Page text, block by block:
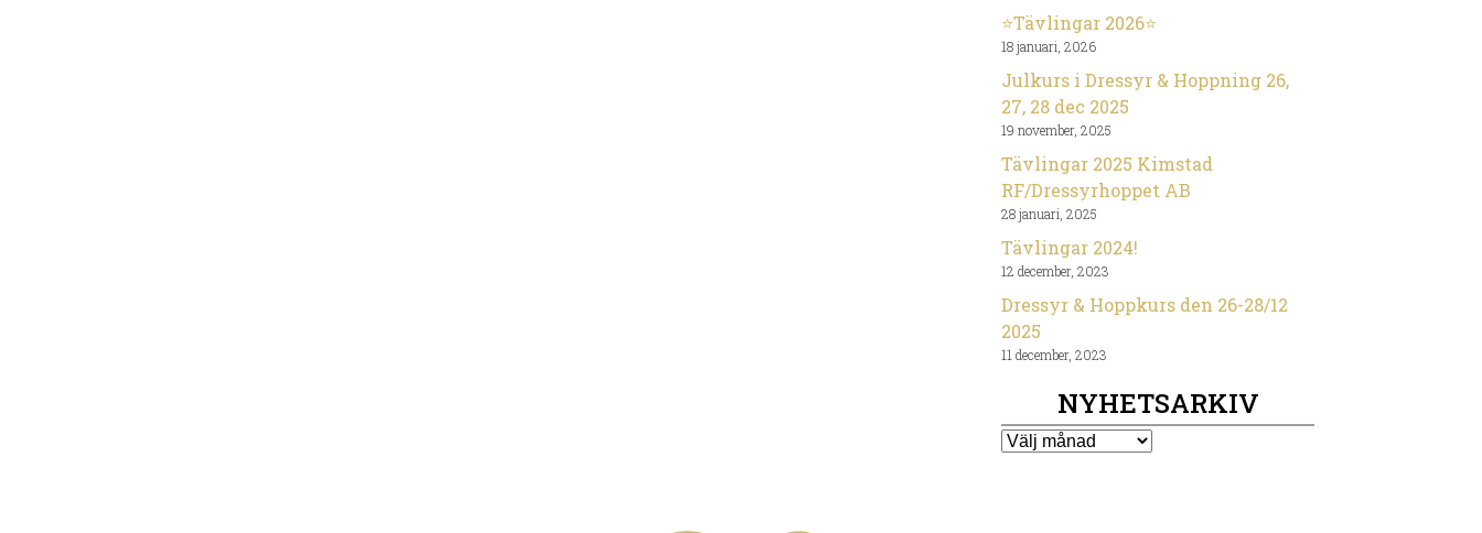
⭐️Tävlingar 2026⭐️
18 januari, 2026
Julkurs i Dressyr & Hoppning 26,
27, 28 dec 2025
19 november, 2025
Tävlingar 2025 Kimstad
RF/Dressyrhoppet AB
28 januari, 2025
Tävlingar 2024!
12 december, 2023
Dressyr & Hoppkurs den 26-28/12
2025
11 december, 2023
NYHETSARKIV
Nyhetsarkiv